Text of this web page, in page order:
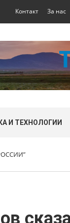
Контакт За нас
И ТЕХНОЛОГИИ